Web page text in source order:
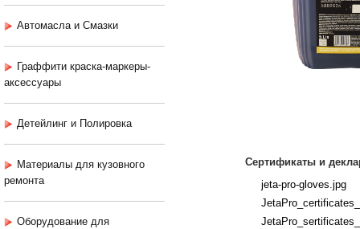
Автомасла и Смазки
Граффити краска-маркеры-
аксессуары
Детейлинг и Полировка
Материалы для кузовного
ремонта
Оборудование для
Сертификаты и
jeta-pro-gloves.jpg